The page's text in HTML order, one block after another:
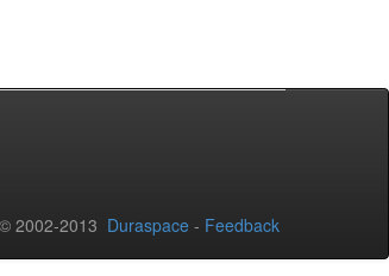
2002-2013 Duraspace - Feedback